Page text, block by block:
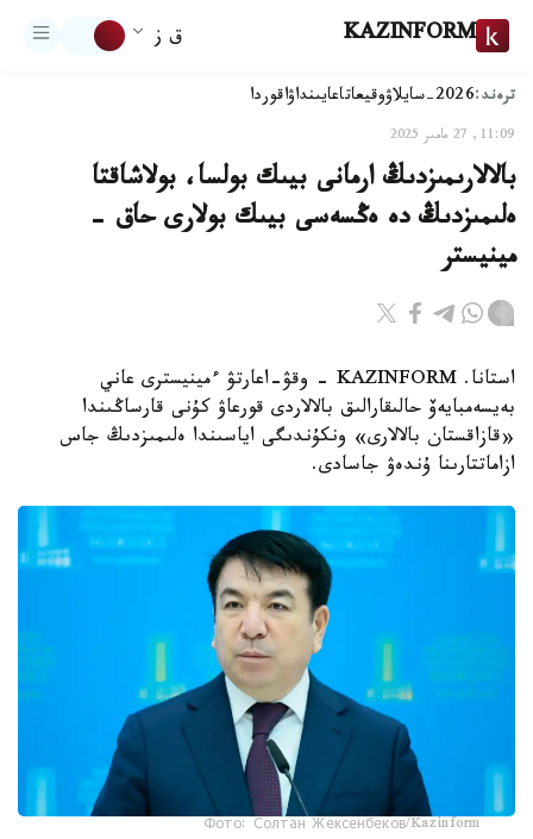
KAZINFORM ق ز
ترەند:2026-سايلاۋ وقيعاتاعايىنداۋاقوردا
11:09, 27 مامىر 2025
بالالارىمىزدىڭ ارمانى بيىك بولسا، بولاشاقتا
ەلىمىزدىڭ دە ەڭسەسى بيىك بولارى حاق -
مينيستر
استانا. KAZINFORM - وقۋ-اعارتۋ ءمينيسترى عاني
بەيسەمبايەۆ حالىقارالىق بالالاردى قورعاۋ كۇنى قارساڭىندا
«قازاقستان بالالارى» ونكۇندىگى اياسىندا ەلىمىزدىڭ جاس
ازاماتتارىنا ۇندەۋ جاسادى.
Фото: Солтан Жексенбеков/Kazinform